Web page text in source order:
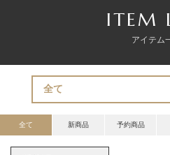
ITEM
アイテム
全て 新商品 予約商品